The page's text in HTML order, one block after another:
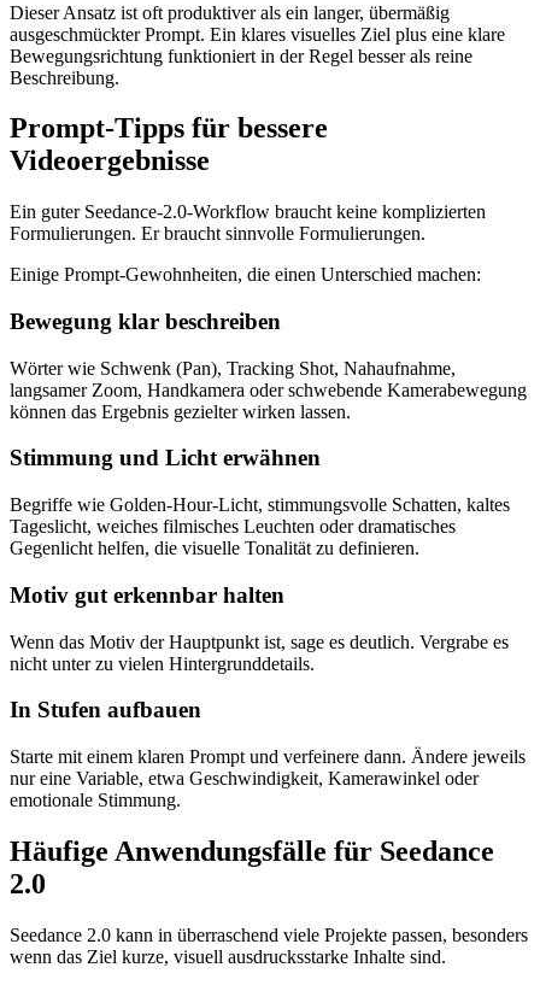
Dieser Ansatz ist oft produktiver als ein langer, übermäßig
ausgeschmückter Prompt. Ein klares visuelles Ziel plus eine klare
Bewegungsrichtung funktioniert in der Regel besser als reine
Beschreibung.
Prompt-Tipps für bessere
Videoergebnisse
Ein guter Seedance-2.0-Workflow braucht keine komplizierten
Formulierungen. Er braucht sinnvolle Formulierungen.
Einige Prompt-Gewohnheiten, die einen Unterschied machen:
Bewegung klar beschreiben
Wörter wie Schwenk (Pan), Tracking Shot, Nahaufnahme,
langsamer Zoom, Handkamera oder schwebende Kamerabewegung
können das Ergebnis gezielter wirken lassen.
Stimmung und Licht erwähnen
Begriffe wie Golden-Hour-Licht, stimmungsvolle Schatten, kaltes
Tageslicht, weiches filmisches Leuchten oder dramatisches
Gegenlicht helfen, die visuelle Tonalität zu definieren.
Motiv gut erkennbar halten
Wenn das Motiv der Hauptpunkt ist, sage es deutlich. Vergrabe es
nicht unter zu vielen Hintergrunddetails.
In Stufen aufbauen
Starte mit einem klaren Prompt und verfeinere dann. Ändere jeweils
nur eine Variable, etwa Geschwindigkeit, Kamerawinkel oder
emotionale Stimmung.
Häufige Anwendungsfälle für Seedance
2.0
Seedance 2.0 kann in überraschend viele Projekte passen, besonders
wenn das Ziel kurze, visuell ausdrucksstarke Inhalte sind.